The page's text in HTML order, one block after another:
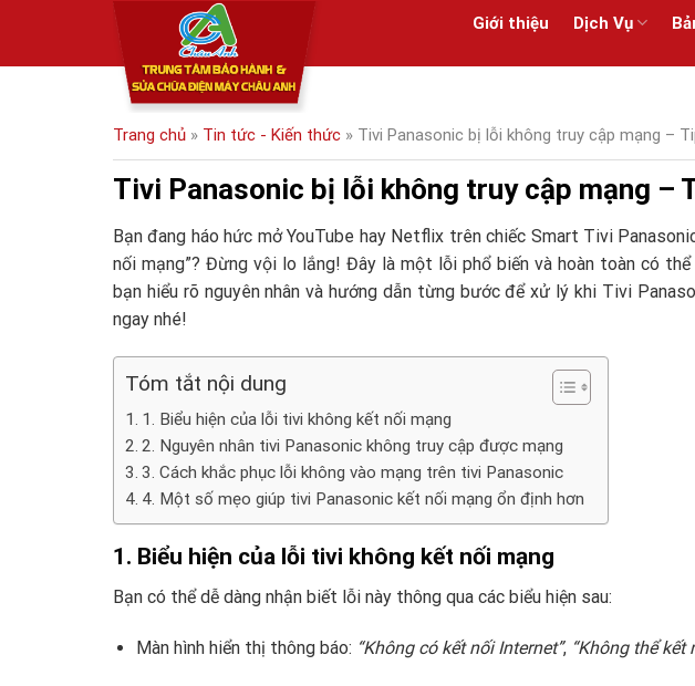
content
Giới thiệu Dịch Vụ
Trang chủ » Tin tức - Kiến thức » Tivi Panasonic bị lỗi không truy cập mạng –
Tivi Panasonic bị lỗi không truy cập mạng –
Bạn đang háo hức mở YouTube hay Netflix trên chiếc Smart Tivi
nối mạng”? Đừng vội lo lắng! Đây là một lỗi phổ biến và hoàn toàn có
bạn hiểu rõ nguyên nhân và hướng dẫn từng bước để xử lý khi Tivi
ngay nhé!
Tóm tắt nội dung
1. Biểu hiện của lỗi tivi không kết nối mạng
2. Nguyên nhân tivi Panasonic không truy cập được mạng
3. Cách khắc phục lỗi không vào mạng trên tivi Panasonic
4. Một số mẹo giúp tivi Panasonic kết nối mạng ổn định hơn
1. Biểu hiện của lỗi tivi không kết nối mạng
Bạn có thể dễ dàng nhận biết lỗi này thông qua các biểu hiện sau:
Màn hình hiển thị thông báo: “Không có kết nối Internet”, “Không thể kết